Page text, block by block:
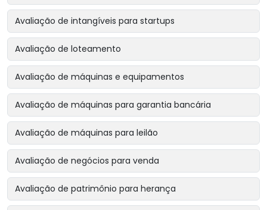
Avaliação de intangíveis para startups
Avaliação de loteamento
Avaliação de máquinas e equipamentos
Avaliação de máquinas para garantia bancária
Avaliação de máquinas para leilão
Avaliação de negócios para venda
Avaliação de patrimônio para herança